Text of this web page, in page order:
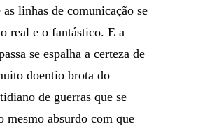
as linhas de comunicação se
real e o fantástico. E a
se espalha a certeza de
doentio brota do
de guerras que se
mesmo absurdo com que